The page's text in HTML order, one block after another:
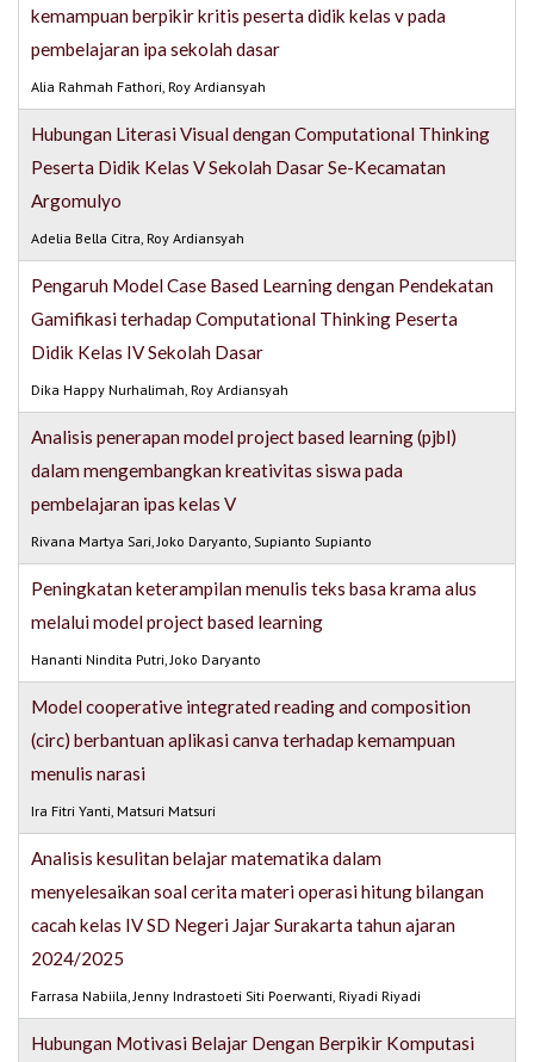
kemampuan berpikir kritis peserta didik kelas v pada
pembelajaran ipa sekolah dasar
Alia Rahmah Fathori, Roy Ardiansyah
Hubungan Literasi Visual dengan Computational Thinking
Peserta Didik Kelas V Sekolah Dasar Se-Kecamatan
Argomulyo
Adelia Bella Citra, Roy Ardiansyah
Pengaruh Model Case Based Learning dengan Pendekatan
Gamifikasi terhadap Computational Thinking Peserta
Didik Kelas IV Sekolah Dasar
Dika Happy Nurhalimah, Roy Ardiansyah
Analisis penerapan model project based learning (pjbl)
dalam mengembangkan kreativitas siswa pada
pembelajaran ipas kelas V
Rivana Martya Sari, Joko Daryanto, Supianto Supianto
Peningkatan keterampilan menulis teks basa krama alus
melalui model project based learning
Hananti Nindita Putri, Joko Daryanto
Model cooperative integrated reading and composition
(circ) berbantuan aplikasi canva terhadap kemampuan
menulis narasi
Ira Fitri Yanti, Matsuri Matsuri
Analisis kesulitan belajar matematika dalam
menyelesaikan soal cerita materi operasi hitung bilangan
cacah kelas IV SD Negeri Jajar Surakarta tahun ajaran
2024/2025
Farrasa Nabiila, Jenny Indrastoeti Siti Poerwanti, Riyadi Riyadi
Hubungan Motivasi Belajar Dengan Berpikir Komputasi